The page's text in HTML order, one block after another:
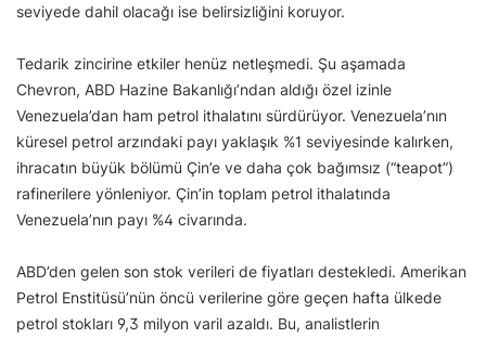
seviyede dahil olacağı ise belirsizliğini koruyor.
Tedarik zincirine etkiler henüz netleşmedi. Şu aşamada
Chevron, ABD Hazine Bakanlığı’ndan aldığı özel izinle
Venezuela’dan ham petrol ithalatını sürdürüyor. Venezuela’nın
küresel petrol arzındaki payı yaklaşık %1 seviyesinde kalırken,
ihracatın büyük bölümü Çin’e ve daha çok bağımsız (“teapot”)
rafinerilere yönleniyor. Çin’in toplam petrol ithalatında
Venezuela’nın payı %4 civarında.
ABD’den gelen son stok verileri de fiyatları destekledi. Amerikan
Petrol Enstitüsü’nün öncü verilerine göre geçen hafta ülkede
petrol stokları 9,3 milyon varil azaldı. Bu, analistlerin